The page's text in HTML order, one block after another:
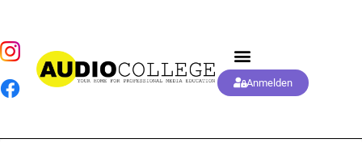
Anmelden